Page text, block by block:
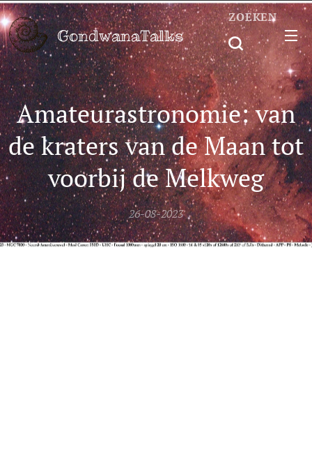
GondwanaTalks
ZOEKEN
Amateurastronomie: van
de kraters van de Maan tot
voorbij de Melkweg
26-08-2023